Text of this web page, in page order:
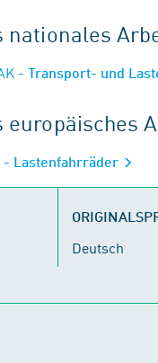
nationales
- Transport- und
europäisches
- Lastenfahrräder
Deutsch